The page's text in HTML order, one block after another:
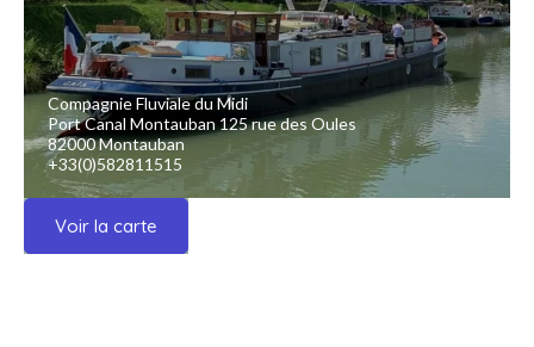
Compagnie Fluviale du Midi
Port Canal Montauban 125 rue des Oules
82000 Montauban
+33(0)582811515
Voir la carte